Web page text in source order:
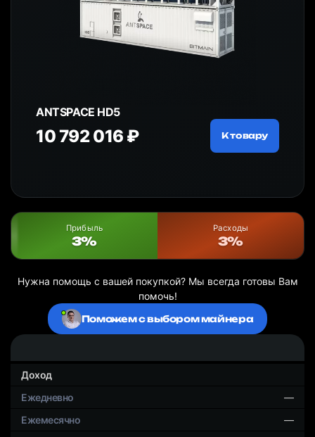
ANTSPACE HD5
10 792 016 ₽ К товару
Прибыль
3%
Расходы
3%
Нужна помощь с вашей покупкой? Мы всегда готовы Вам
помочь!
Поможем с выбором майнера
Доход
—
—